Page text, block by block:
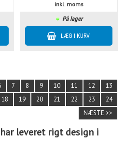
inkl. moms
På lager
7 8 9 10 11 12
13
18 19 20 21 22 23
24
NÆSTE >>
leveret rigt design i